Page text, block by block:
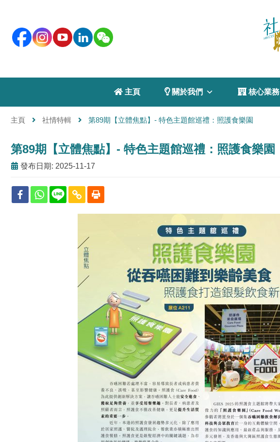
 主頁  關於我們  核心業務
主頁 社情特輯 第89期【立體焦點】- 特色主題館巡禮：照護食樂園
第89期【立體焦點】- 特色主題館巡禮：照護食樂園
發布日期: 2025-11-17